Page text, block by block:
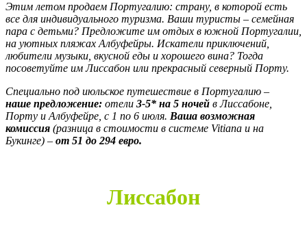
Этим летом продаем Португалию: страну, в которой есть
все для индивидуального туризма. Ваши туристы – семейная
пара с детьми? Предложите им отдых в южной Португалии,
на уютных пляжах Албуфейры. Искатели приключений,
любители музыки, вкусной еды и хорошего вина? Тогда
посоветуйте им Лиссабон или прекрасный северный Порту.
Специально под июльское путешествие в Португалию –
наше предложение: отели 3-5* на 5 ночей в Лиссабоне,
Порту и Албуфейре, с 1 по 6 июля. Ваша возможная
комиссия (разница в стоимости в системе Vitiana и на
Букинге) – от 51 до 294 евро.
Лиссабон